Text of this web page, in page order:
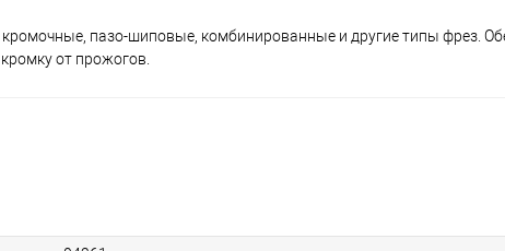
пазо-шиповые, комбинированные и другие типы фрез.
от прожогов.